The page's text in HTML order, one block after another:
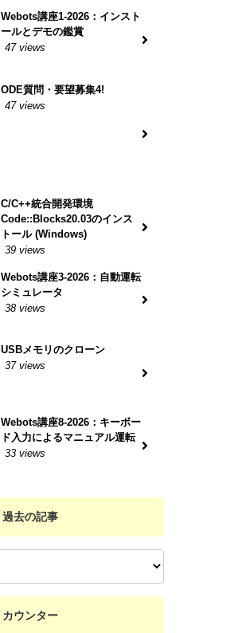
Webots講座1-2026：インスト
ールとデモの鑑賞
47 views
ODE質問・要望募集4!
47 views
C/C++統合開発環境
Code::Blocks20.03のインス
トール (Windows)
39 views
Webots講座3-2026：自動運転
シミュレータ
38 views
USBメモリのクローン
37 views
Webots講座8-2026：キーボー
ド入力によるマニュアル運転
33 views
過去の記事
カウンター